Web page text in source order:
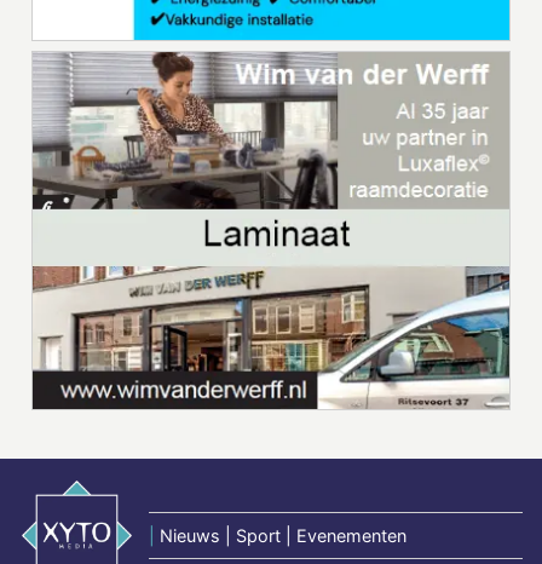
Nieuws | Sport | Evenementen